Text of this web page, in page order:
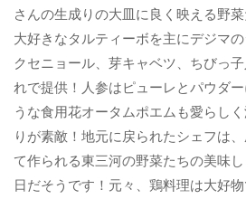
さんの生成りの大皿に良く映える野
大好きなタルティーボを主にデジマ
クセニョール、芽キャベツ、ちびっ
れで提供！人参はピューレとパウダ
うな食用花オータムポエムも愛らし
りが素敵！地元に戻られたシェフは
て作られる東三河の野菜たちの美味
日だそうです！元々、鶏料理は大好